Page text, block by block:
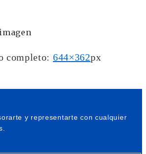
completo: 644×362px
y representarte con cualquier